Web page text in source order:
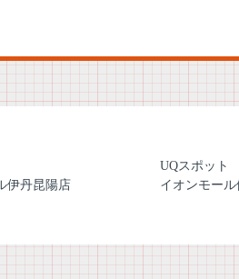
伊丹昆陽店
UQスポット
イオンモー